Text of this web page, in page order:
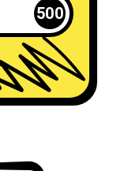
500